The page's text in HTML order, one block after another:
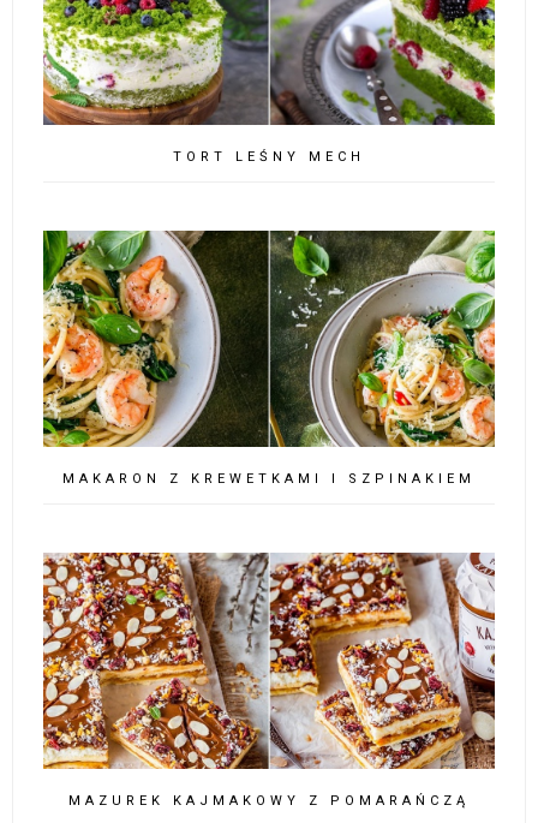
TORT LEŚNY MECH
MAKARON Z KREWETKAMI I SZPINAKIEM
MAZUREK KAJMAKOWY Z POMARAŃCZĄ